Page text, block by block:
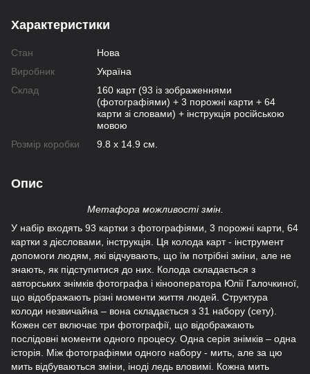
Характеристики
Стан
Нова
Виробник
Україна
Склад
160 карт (93 із зображеннями
(фотографіями) + 3 порожні карти + 64
карти зі словами) + інструкція російською
мовою
Розмір коробки
9.8 х 14.9 см.
Опис
Метафора можливості змін.
У набір входять 93 картки з фотографіями, 3 порожні карти, 64
картки з дієсловами, інструкція. Ця колода карт - інструмент
допомоги людям, які відчувають, що їм потрібні зміни, але не
знають, як підступитися до них. Колода складається з
авторських знімків фотографа і кінооператора Юлії Галочкиної,
що відображають різні моменти життя людей. Структура
колоди незвичайна – вона складається з 31 набору (сету).
Кожен сет включає три фотографії, що відображають
послідовні моменти одного процесу. Одна серія знімків – одна
історія. Між фотографіями одного набору - мить, але за цю
мить відбуваються зміни, іноді ледь вловимі. Кожна мить